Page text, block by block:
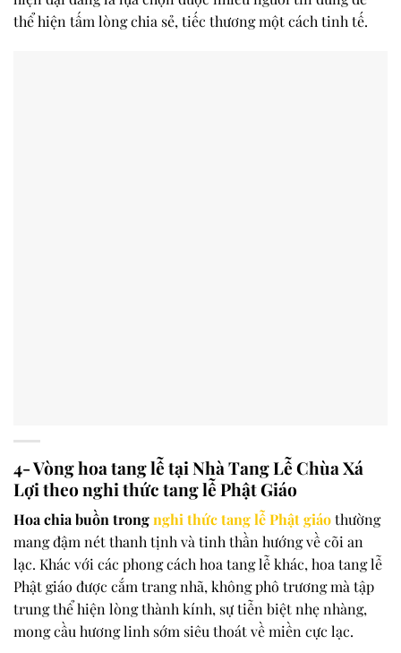
thể hiện tấm lòng chia sẻ, tiếc thương một cách tinh tế.
4- Vòng hoa tang lễ tại Nhà Tang Lễ Chùa Xá
Lợi theo nghi thức tang lễ Phật Giáo
Hoa chia buồn trongnghi thức tang lễ Phật giáothường
mang đậm nét thanh tịnh và tinh thần hướng về cõi an
lạc. Khác với các phong cách hoa tang lễ khác, hoa tang lễ
Phật giáo được cắm trang nhã, không phô trương mà tập
trung thể hiện lòng thành kính, sự tiễn biệt nhẹ nhàng,
mong cầu hương linh sớm siêu thoát về miền cực lạc.